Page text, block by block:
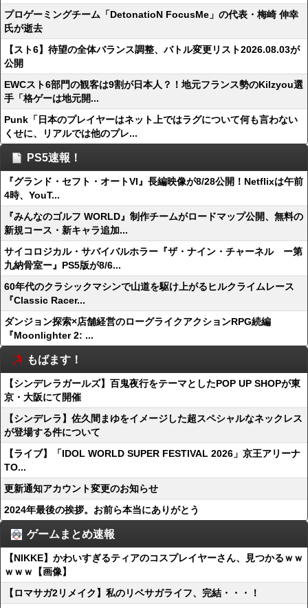
プロゲーミングチーム「DetonatioN FocusMe」の代表・梅崎 伸幸
氏が逝去
【スト6】待望の全体バランス調整、バトル変更リスト2026.08.03が
公開
EWCスト6部門の観客は9割が日本人？！地元フランス勢のKilzyou選
手「格ゲーは地元開...
Punk「日本のプレイヤーはネット上ではラグについて何も言わない
くせに、リアルでは他のプレ...
PS5速報！
『グランド・セフト・オートVI』長編映像が8/28公開！Netflixは午前
4時、YouT...
『みんなのゴルフ WORLD』制作チームがロードマップ公開、無料の
新規コース・新キャラ追加...
サイコロジカル・サバイバルホラー『ザ・ナイン・チャーネル ー第
九納骨室ー』PS5版が8/6...
60年代のクラシックマシンで山道を駆け上がるヒルクライムレース
『Classic Racer...
ダンジョン探索×店舗経営のローグライクアクションRPG続編
『Moonlighter 2: ...
もばます！
【シンデレラガールズ】百鬼夜行をテーマとしたPOP UP SHOPが東
京・大阪にて開催
【シンデレラ】佐久間まゆをイメージした超スペシャルなネックレス
が登場する件について
【ライブ】「IDOL WORLD SUPER FESTIVAL 2026」京王アリーナ
TO...
更新通知アカウント変更のお知らせ
2024年最後の挨拶。お前ら本当にありがとう
ゲームまとめ速報
【NIKKE】かわいすぎるティアのコスプレイヤーさん、見つかるｗｗ
ｗｗｗ【画像】
【ロマサガ2リメイク】私のリベサガライフ、完結・・・！